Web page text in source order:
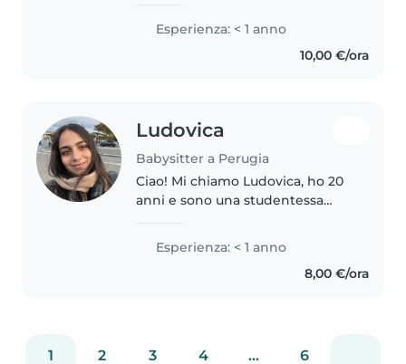
prescolare e scolare, amo
disegnare e sono a mio agio con
animali, cucina e faccende. Parlo..
Esperienza: < 1 anno
10,00 €/ora
Ludovica
Babysitter a Perugia
Ciao! Mi chiamo Ludovica, ho 20
anni e sono una studentessa
frequento il corso di laurea in
Psicologia presso l'Università
degli Studi di Perugia. Nel 2024..
Esperienza: < 1 anno
8,00 €/ora
1 2 3 4 ... 6